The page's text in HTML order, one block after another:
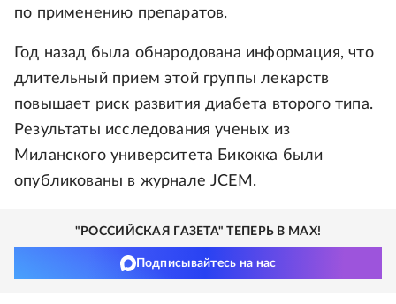
по применению препаратов.
Год назад была обнародована информация, что
длительный прием этой группы лекарств
повышает риск развития диабета второго типа.
Результаты исследования ученых из
Миланского университета Бикокка были
опубликованы в журнале JCEM.
"РОССИЙСКАЯ ГАЗЕТА" ТЕПЕРЬ В MAX!
Подписывайтесь на нас